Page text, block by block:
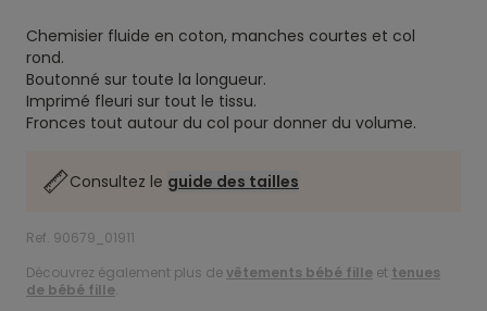
Chemisier fluide en coton, manches courtes et col
rond.
Boutonné sur toute la longueur.
Imprimé fleuri sur tout le tissu.
Fronces tout autour du col pour donner du volume.
Consultez le guide des tailles
Ref. 90679_01911
Découvrez également plus devêtements bébé fille et tenues
de bébé fille.